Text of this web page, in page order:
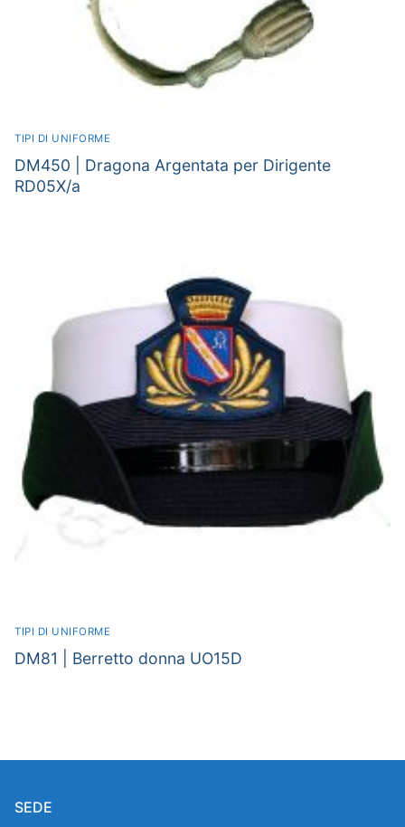
TIPI DI UNIFORME
DM450 | Dragona Argentata per Dirigente
RD05X/a
TIPI DI UNIFORME
DM81 | Berretto donna UO15D
SEDE